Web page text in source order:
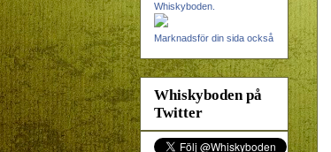
Whiskyboden.
Marknadsför din sida också
Whiskyboden på
Twitter